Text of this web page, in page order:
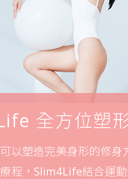
全方位塑
以塑造完美身形的修身
程，Slim4Life結合運